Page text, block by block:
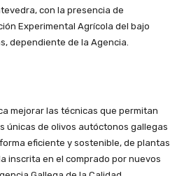
con la presencia de
Experimental Agrícola del bajo
dependiente de la Agencia.
mejorar las técnicas que permitan
únicas de olivos autóctonos gallegas
eficiente y sostenible, de plantas
inscrita en el comprado por nuevos